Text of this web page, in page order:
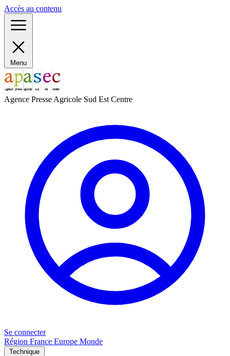
Accès au contenu
Menu
Agence Presse Agricole Sud Est Centre
Se connecter
Région France Europe Monde
Technique
Panneau de gestion des cookies